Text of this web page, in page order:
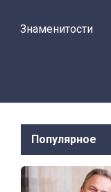
Знаменитости
Популярное